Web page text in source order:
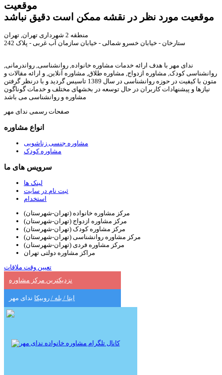
موقعیت
موقعیت مورد نظر در نقشه ممکن است دقیق نباشد
منطقه 2 شهرداری تهران, تهران
ستارخان - خیابان خسرو شمالی - خیابان سازمان آب غربی - پلاک 242
ندای مهر با هدف ارائه خدمات مشاوره خانواده, روانشناسی, رواندرمانی,
روانشناسی کودک, مشاوره ازدواج, مشاوره طلاق, مشاوره آنلاین, و ارائه مقالات و
متون با کیفیت در حوزه روانشناسی در سال 1389 تاسیس گردید و با درنظر گرفتن
نیازها و پیشنهادات کاربران در حال توسعه در بخشهای مختلف و خدمات گوناگون
مشاوره و روانشناسی می باشد
صفحات رسمی ندای مهر
انواع مشاوره
مشاوره جنسی زناشویی
مشاوره کودک
سرویس های ما
لینک ها
ثبت نام در سایت
استخدام
مرکز مشاوره خانواده (تهران-شهرستان)
مرکز مشاوره ازدواج (تهران-شهرستان)
مرکز مشاوره کودک (تهران-شهرستان)
مرکز مشاوره روانشناسی (تهران-شهرستان)
مرکز مشاوره فردی (تهران-شهرستان)
مراکز مشاوره دولتی تهران
تعیین وقت ملاقات
نزدیکترین مرکز مشاوره
ایتا / بله / روبیکا ندای مهر